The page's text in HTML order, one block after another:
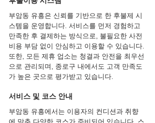
부암동 유흥은 신뢰를 기반으로 한 후불제 시
스템을 운영합니다. 서비스를 먼저 경험하고
만족한 후 결제하는 방식으로, 불필요한 사전
비용 부담 없이 안심하고 이용할 수 있습니다.
또한, 모든 제휴 업소는 청결과 안전을 최우선
으로 관리되며, 종로구 내에서도 고객 만족도
가 높은 곳으로 평가받고 있습니다.
서비스 및 코스 안내
부암동 유흥에서는 이용자의 컨디션과 취향